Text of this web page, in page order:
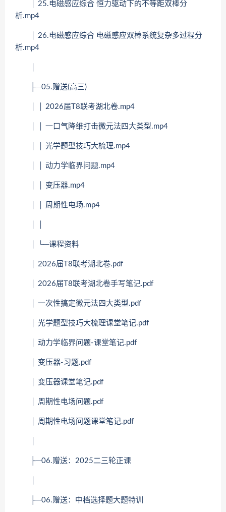
│ 25.电磁感应综合 恒力驱动下的不等距双棒分
析.mp4
│ 26.电磁感应综合 电磁感应双棒系统复杂多过程分
析.mp4
├─05.赠送(高三)
│ │ 2026届T8联考湖北卷.mp4
│ │ 一口气降维打击微元法四大类型.mp4
│ │ 光学题型技巧大梳理.mp4
│ │ 动力学临界问题.mp4
│ │ 变压器.mp4
│ │ 周期性电场.mp4
│ └─课程资料
│ 2026届T8联考湖北卷.pdf
│ 2026届T8联考湖北卷手写笔记.pdf
│ 一次性搞定微元法四大类型.pdf
│ 光学题型技巧大梳理课堂笔记.pdf
│ 动力学临界问题-课堂笔记.pdf
│ 变压器-习题.pdf
│ 变压器课堂笔记.pdf
│ 周期性电场问题.pdf
│ 周期性电场问题课堂笔记.pdf
├─06.赠送：2025二三轮正课
├─06.赠送：中档选择题大题特训